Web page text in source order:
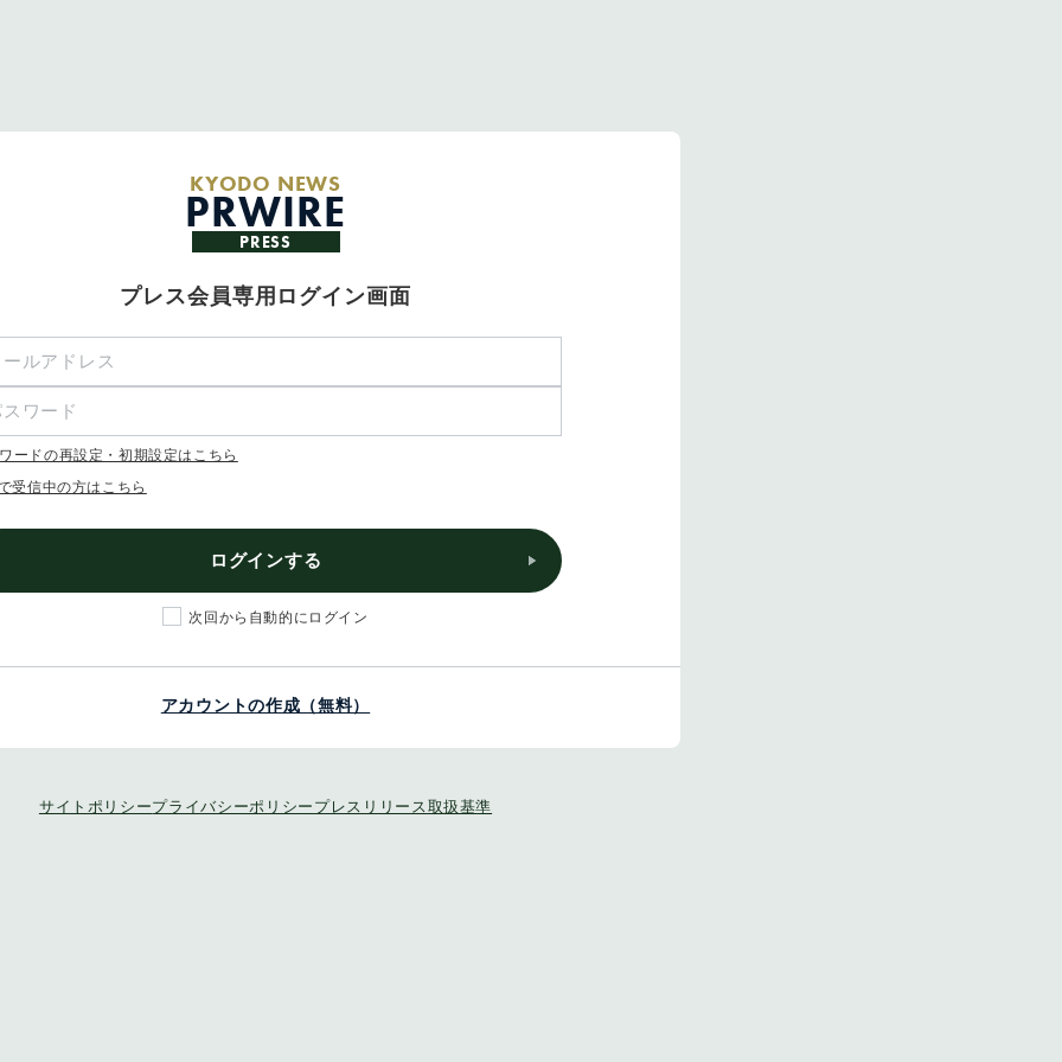
KYODO NEWS
PRWIRE
PRESS
プレス会員専用ログイン画面
ードの再設定・初期設定はこちら
受信中の方はこちら
ログインする
次回から自動的にログイン
アカウントの作成（無料）
サイトポリシープライバシーポリシー プレスリリース取扱基準